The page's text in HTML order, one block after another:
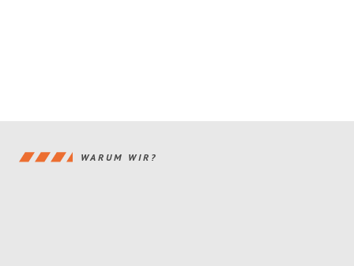
WARUM WIR?